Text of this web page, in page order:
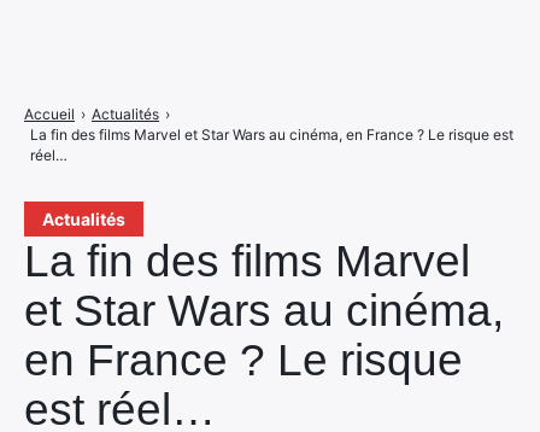
Actualités
La fin des films Marvel
et Star Wars au cinéma,
en France ? Le risque
est réel…
Accueil › Actualités ›
La fin des films Marvel et Star Wars au cinéma, en France ? Le risque est
réel…